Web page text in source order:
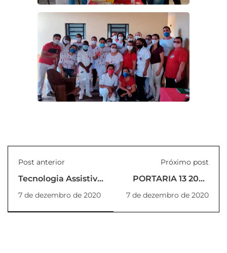
Post anterior
Tecnologia Assistiva
é projeto entre
Engenharia da
7 de dezembro de 2020
Próximo post
PORTARIA 13 2020
REITOR
7 de dezembro de 2020